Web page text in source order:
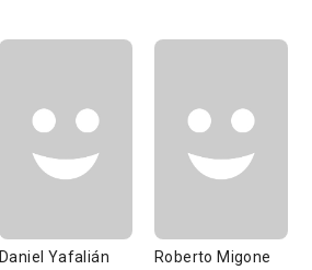
Daniel Yafalián Roberto Migone